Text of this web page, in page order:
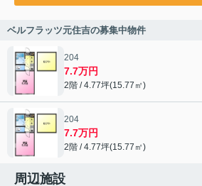
ベルフラッツ元住吉の募集中物件
204
7.7万円
2階 / 4.77坪(15.77㎡)
204
7.7万円
2階 / 4.77坪(15.77㎡)
周辺施設